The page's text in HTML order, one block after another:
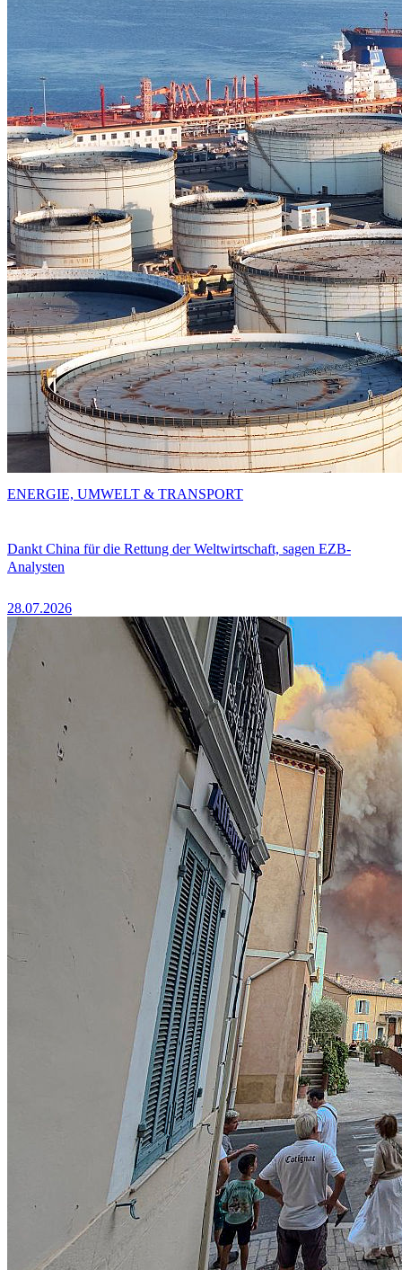
Dankt China für die Rettung der Weltwirtschaft, sagen EZB-
Analysten
28.07.2026
ENERGIE, UMWELT & TRANSPORT